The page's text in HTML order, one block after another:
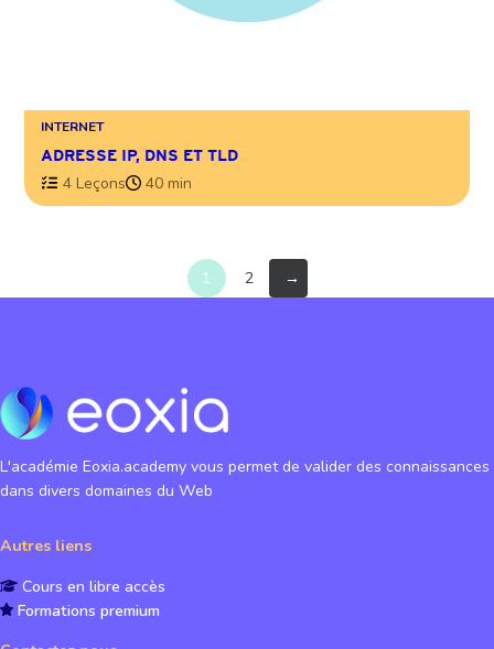
INTERNET
ADRESSE IP, DNS ET TLD
4 Leçons 40 min
1 2 →
L'académie Eoxia.academy vous permet de valider des connaissances
dans divers domaines du Web
Autres liens
Cours en libre accès
Formations premium